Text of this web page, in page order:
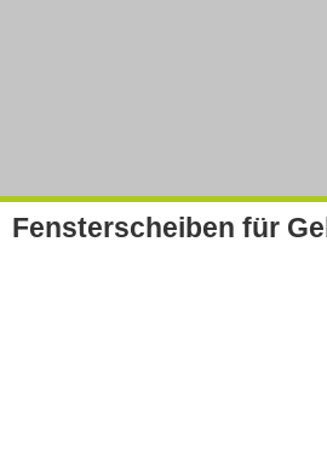
Fensterscheiben für